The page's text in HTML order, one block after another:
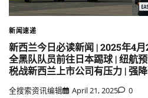
新闻速递
新西兰今日必读新闻 | 2025年4
全黑队队员前往日本踢球 | 纽航
税战新西兰上市公司有压力 | 强
全搜索资讯编辑 April 21, 2025 0